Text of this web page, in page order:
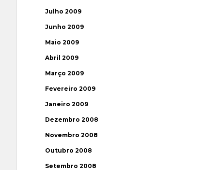
Julho 2009
Junho 2009
Maio 2009
Abril 2009
Março 2009
Fevereiro 2009
Janeiro 2009
Dezembro 2008
Novembro 2008
Outubro 2008
Setembro 2008